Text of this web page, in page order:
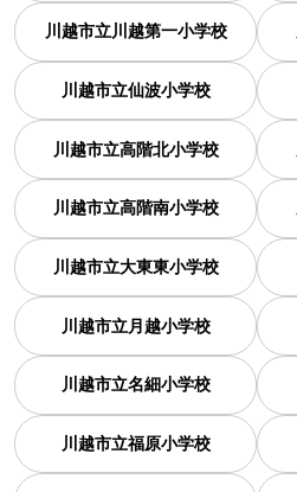
川越市立川越第一小学校
川越市立仙波小学校
川越市立高階北小学校
川越市立高階南小学校
川越市立大東東小学校
川越市立月越小学校
川越市立名細小学校
川越市立福原小学校